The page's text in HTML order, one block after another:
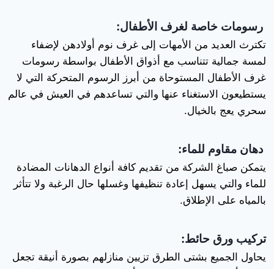
رسومات خاصة لغرف الأطفال:
تكترث العديد من الأمهات إلى غرف نوم أولادهن لإضفاء
لمسة جمالية تتناسب مع أذواق الأطفال بواسطة رسومات
غرف الأطفال المستوحاة من أبرز الرسوم المتحركة التي لا
يستطيعون الاستغناء عنها والتي تساعدهم في العيش في عالم
سحري يعج بالخيال.
دهان مقاوم للماء:
يتمكن صباغ الشركة من تقديم كافة أنواع الدهانات المضادة
للماء والتي يسهل إعادة تنظيفها وغسلها حال الرغبة ولا تتأثر
بالمياه على الإطلاق.
تركيب ورق حائط:
يحاول الجميع بشتى الطرق تزيين منازلهم بصورة أنيقة تجعل